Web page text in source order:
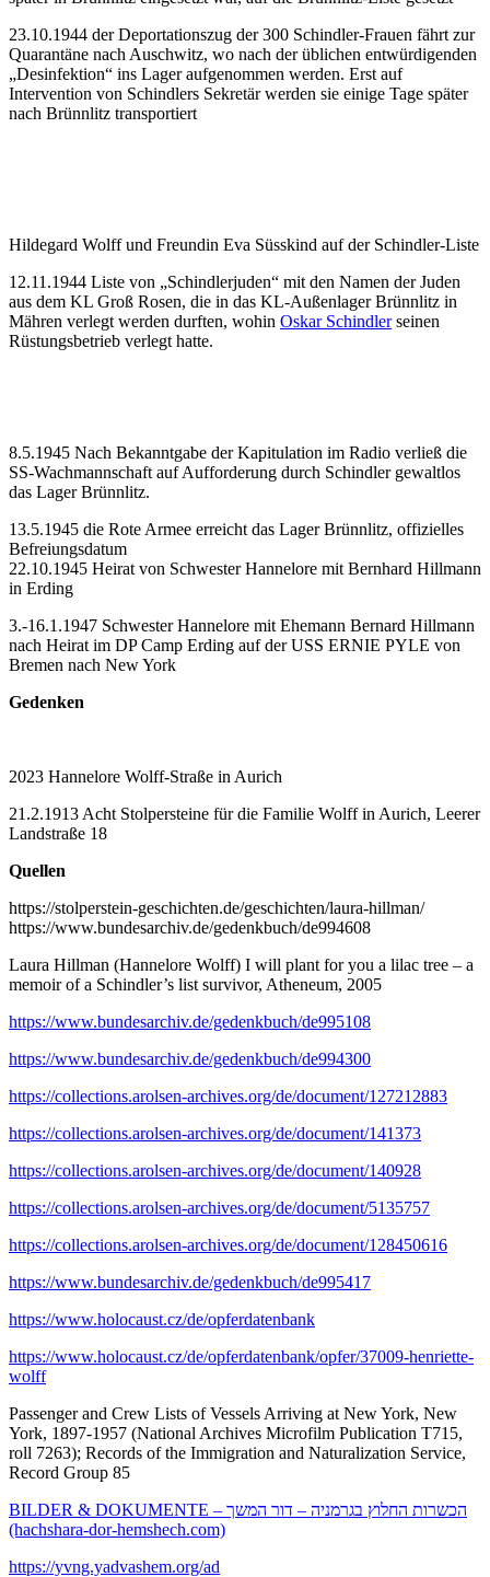
23.10.1944 der Deportationszug der 300 Schindler-Frauen fährt zur
Quarantäne nach Auschwitz, wo nach der üblichen entwürdigenden
„Desinfektion“ ins Lager aufgenommen werden. Erst auf
Intervention von Schindlers Sekretär werden sie einige Tage später
nach Brünnlitz transportiert
Hildegard Wolff und Freundin Eva Süsskind auf der Schindler-Liste
12.11.1944 Liste von „Schindlerjuden“ mit den Namen der Juden
aus dem KL Groß Rosen, die in das KL-Außenlager Brünnlitz in
Mähren verlegt werden durften, wohin Oskar Schindlerseinen
Rüstungsbetrieb verlegt hatte.
8.5.1945 Nach Bekanntgabe der Kapitulation im Radio verließ die
SS-Wachmannschaft auf Aufforderung durch Schindler gewaltlos
das Lager Brünnlitz.
13.5.1945 die Rote Armee erreicht das Lager Brünnlitz, offizielles
Befreiungsdatum
22.10.1945 Heirat von Schwester Hannelore mit Bernhard Hillmann
in Erding
3.-16.1.1947 Schwester Hannelore mit Ehemann Bernard Hillmann
nach Heirat im DP Camp Erding auf der USS ERNIE PYLE von
Bremen nach New York
Gedenken
2023 Hannelore Wolff-Straße in Aurich
21.2.1913 Acht Stolpersteine für die Familie Wolff in Aurich, Leerer
Landstraße 18
Quellen
https://stolperstein-geschichten.de/geschichten/laura-hillman/
https://www.bundesarchiv.de/gedenkbuch/de994608
Laura Hillman (Hannelore Wolff) I will plant for you a lilac tree – a
memoir of a Schindler’s list survivor, Atheneum, 2005
https://www.bundesarchiv.de/gedenkbuch/de995108
https://www.bundesarchiv.de/gedenkbuch/de994300
https://collections.arolsen-archives.org/de/document/127212883
https://collections.arolsen-archives.org/de/document/141373
https://collections.arolsen-archives.org/de/document/140928
https://collections.arolsen-archives.org/de/document/5135757
https://collections.arolsen-archives.org/de/document/128450616
https://www.bundesarchiv.de/gedenkbuch/de995417
https://www.holocaust.cz/de/opferdatenbank
https://www.holocaust.cz/de/opferdatenbank/opfer/37009-henriette-
wolff
Passenger and Crew Lists of Vessels Arriving at New York, New
York, 1897-1957 (National Archives Microfilm Publication T715,
roll 7263); Records of the Immigration and Naturalization Service,
Record Group 85
BILDER & DOKUMENTE – הכשרות החלוץ בגרמניה – דור המשך
(hachshara-dor-hemshech.com)
https://yvng.yadvashem.org/ad